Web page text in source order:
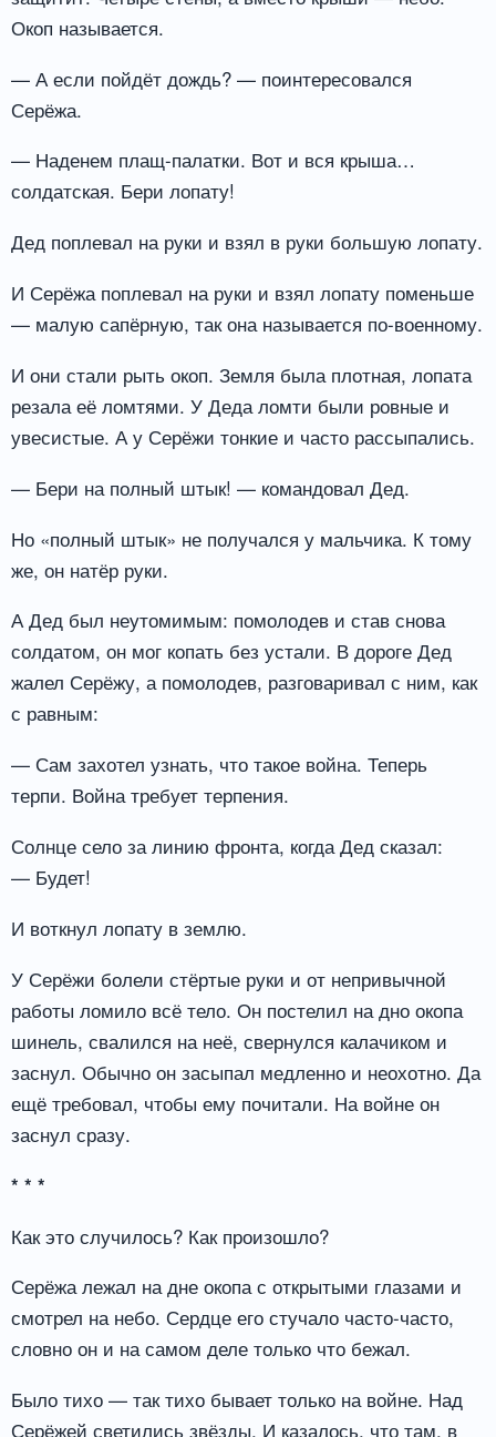
Окоп называется.
— А если пойдёт дождь? — поинтересовался
Серёжа.
— Наденем плащ-палатки. Вот и вся крыша…
солдатская. Бери лопату!
Дед поплевал на руки и взял в руки большую лопату.
И Серёжа поплевал на руки и взял лопату поменьше
— малую сапёрную, так она называется по-военному.
И они стали рыть окоп. Земля была плотная, лопата
резала её ломтями. У Деда ломти были ровные и
увесистые. А у Серёжи тонкие и часто рассыпались.
— Бери на полный штык! — командовал Дед.
Но «полный штык» не получался у мальчика. К тому
же, он натёр руки.
А Дед был неутомимым: помолодев и став снова
солдатом, он мог копать без устали. В дороге Дед
жалел Серёжу, а помолодев, разговаривал с ним, как
с равным:
— Сам захотел узнать, что такое война. Теперь
терпи. Война требует терпения.
Солнце село за линию фронта, когда Дед сказал:
— Будет!
И воткнул лопату в землю.
У Серёжи болели стёртые руки и от непривычной
работы ломило всё тело. Он постелил на дно окопа
шинель, свалился на неё, свернулся калачиком и
заснул. Обычно он засыпал медленно и неохотно. Да
ещё требовал, чтобы ему почитали. На войне он
заснул сразу.
* * *
Как это случилось? Как произошло?
Серёжа лежал на дне окопа с открытыми глазами и
смотрел на небо. Сердце его стучало часто-часто,
словно он и на самом деле только что бежал.
Было тихо — так тихо бывает только на войне. Над
Серёжей светились звёзды. И казалось, что там, в